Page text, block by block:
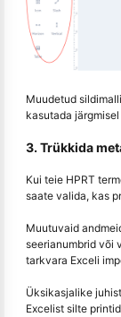
Muudetud
kasutada
3. Trükkida
Kui teie HPRT
saate valida, kas
Muutuvaid
seerianumbrid või
tarkvara Exceli
Üksikasjalike
Excelist silte